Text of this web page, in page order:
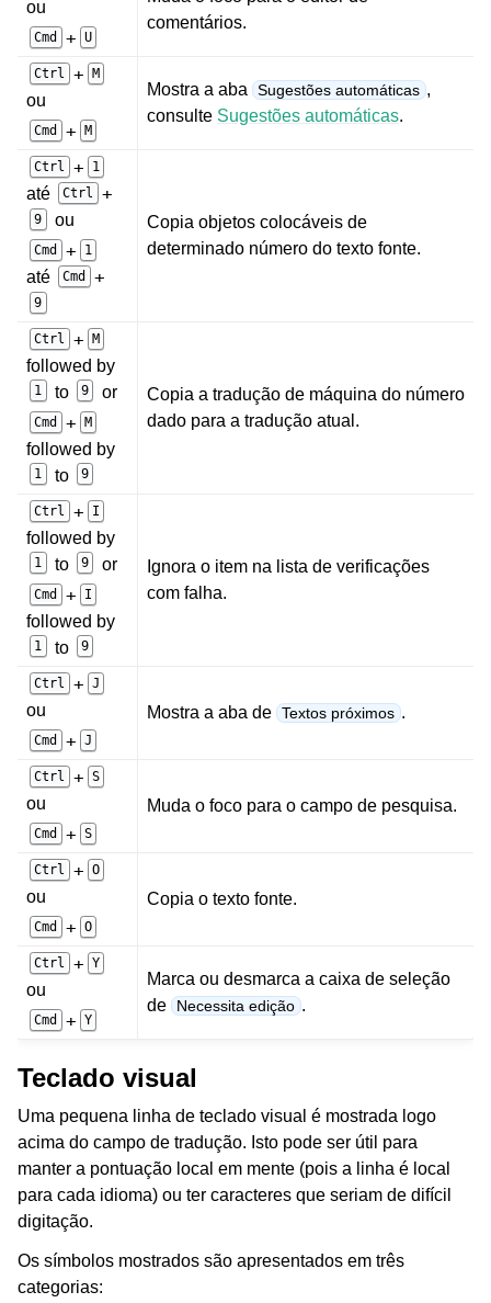
ou
Cmd + U
comentários.
Ctrl + M
ou
Cmd + M
Mostra a aba Sugestões automáticas ,
consulte Sugestões automáticas.
Ctrl + 1
até Ctrl +
9 ou
Cmd + 1
até Cmd +
9
Copia objetos colocáveis de
determinado número do texto fonte.
Ctrl + M
followed by
1 to 9 or
Cmd + M
followed by
1 to 9
Copia a tradução de máquina do número
dado para a tradução atual.
Ctrl + I
followed by
1 to 9 or
Cmd + I
followed by
1 to 9
Ignora o item na lista de verificações
com falha.
Ctrl + J
ou
Cmd + J
Mostra a aba de Textos próximos .
Ctrl + S
ou
Cmd + S
Muda o foco para o campo de pesquisa.
Ctrl + O
ou
Cmd + O
Copia o texto fonte.
Ctrl + Y
ou
Cmd + Y
Marca ou desmarca a caixa de seleção
de
Necessita edição .
Teclado visual
Uma pequena linha de teclado visual é mostrada logo
acima do campo de tradução. Isto pode ser útil para
manter a pontuação local em mente (pois a linha é local
para cada idioma) ou ter caracteres que seriam de difícil
digitação.
Os símbolos mostrados são apresentados em três
categorias: